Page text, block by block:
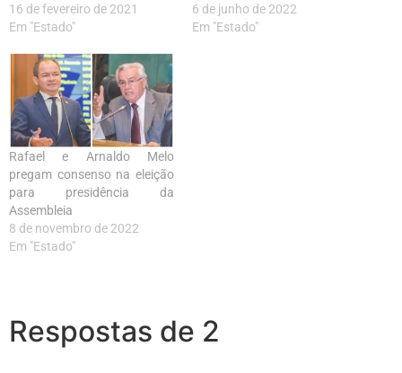
16 de fevereiro de 2021
Em "Estado"
6 de junho de 2022
Em "Estado"
Rafael e Arnaldo Melo
pregam consenso na eleição
para presidência da
Assembleia
8 de novembro de 2022
Em "Estado"
Respostas de 2